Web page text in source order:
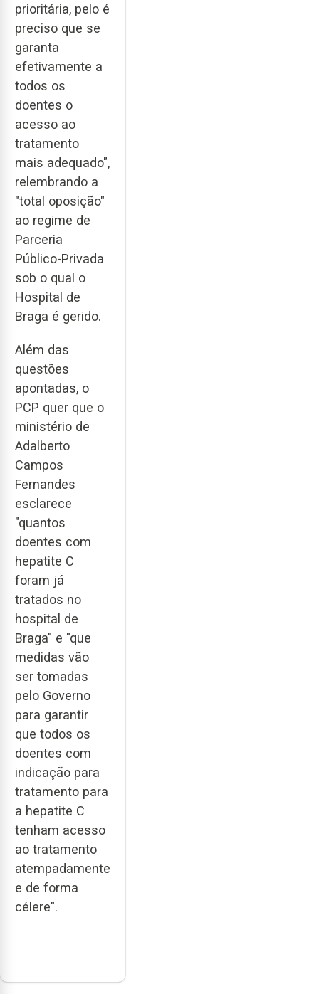
prioritária, pelo é
preciso que se
garanta
efetivamente a
todos os
doentes o
acesso ao
tratamento
mais adequado",
relembrando a
"total oposição"
ao regime de
Parceria
Público-Privada
sob o qual o
Hospital de
Braga é gerido.
Além das
questões
apontadas, o
PCP quer que o
ministério de
Adalberto
Campos
Fernandes
esclarece
"quantos
doentes com
hepatite C
foram já
tratados no
hospital de
Braga" e "que
medidas vão
ser tomadas
pelo Governo
para garantir
que todos os
doentes com
indicação para
tratamento para
a hepatite C
tenham acesso
ao tratamento
atempadamente
e de forma
célere".